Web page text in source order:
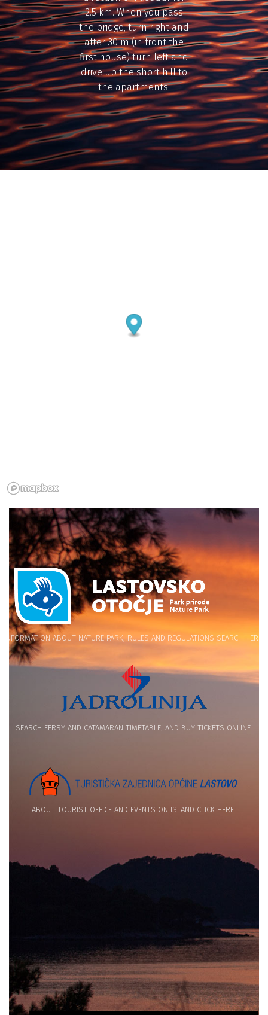
2.5 km. When you pass
the bridge, turn right and
after 30 m (in front the
first house) turn left and
drive up the short hill to
the apartments.
INFORMATION ABOUT NATURE PARK, RULES AND REGULATIONS SEARCH HERE.
SEARCH FERRY AND CATAMARAN TIMETABLE, AND BUY TICKETS ONLINE.
ABOUT TOURIST OFFICE AND EVENTS ON ISLAND CLICK HERE.